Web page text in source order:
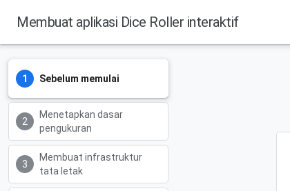
Membuat aplikasi Dice Roller interaktif
Sebelum memulai
Menetapkan dasar
pengukuran
Membuat infrastruktur
tata letak